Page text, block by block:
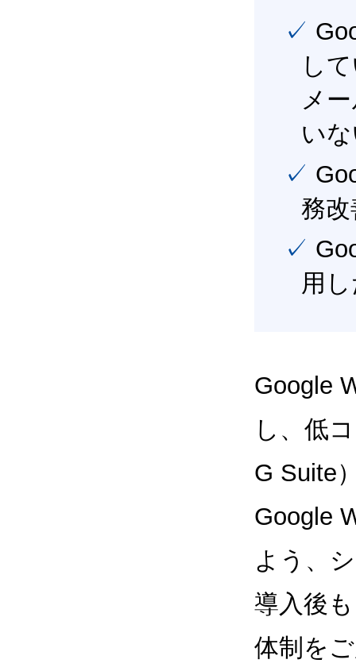
✓ Google Workspace（旧G Suite） を社内で導入
し
メ
い
✓ Google Workspace（旧G Suite） を活用し、業
務
✓ Google Workspace（旧G Suite） を最大限に活
用
Google
し、低
G Suite
Google
よう、
導入後
体制を